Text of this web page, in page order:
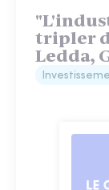
tripler
Ledda,